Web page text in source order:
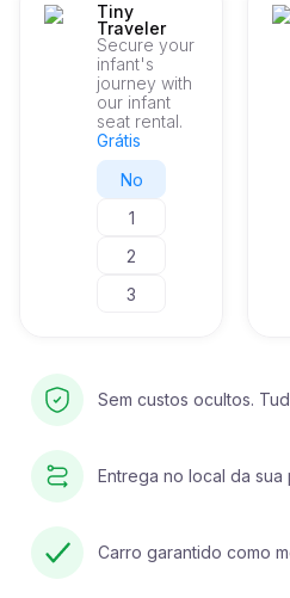
Tiny
Traveler
Secure your
infant's
journey with
our infant
seat rental.
Grátis
No
1
2
3
Sem custos ocultos.
Entrega no local da
Carro garantido como